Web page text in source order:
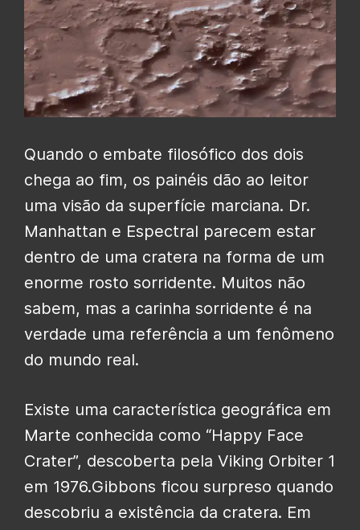
Quando o embate filosófico dos dois
chega ao fim, os painéis dão ao leitor
uma visão da superfície marciana. Dr.
Manhattan e Espectral parecem estar
dentro de uma cratera na forma de um
enorme rosto sorridente. Muitos não
sabem, mas a carinha sorridente é na
verdade uma referência a um fenômeno
do mundo real.
Existe uma característica geográfica em
Marte conhecida como “Happy Face
Crater”, descoberta pela Viking Orbiter 1
em 1976.Gibbons ficou surpreso quando
descobriu a existência da cratera. Em